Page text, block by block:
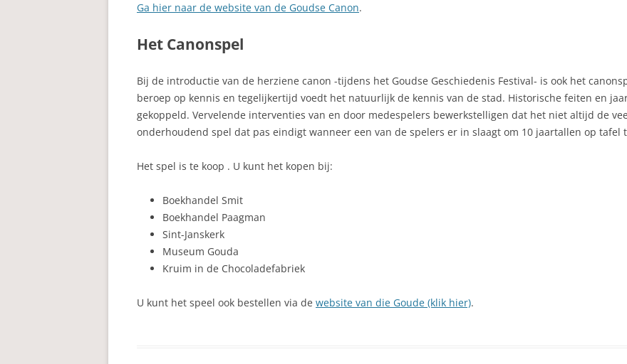
Ga hier naar de website van de Goudse Canon.
Het Canonspel
Bij de introductie van de herziene canon -tijdens het Goudse Geschiedenis Festival- is ook het
beroep op kennis en tegelijkertijd voedt het natuurlijk de kennis van de stad. Historische feiten en
gekoppeld. Vervelende interventies van en door medespelers bewerkstelligen dat het niet altijd de
onderhoudend spel dat pas eindigt wanneer een van de spelers er in slaagt om 10 jaartallen op tafel
Het spel is te koop . U kunt het kopen bij:
Boekhandel Smit
Boekhandel Paagman
Sint-Janskerk
Museum Gouda
Kruim in de Chocoladefabriek
U kunt het speel ook bestellen via de website van die Goude (klik hier).